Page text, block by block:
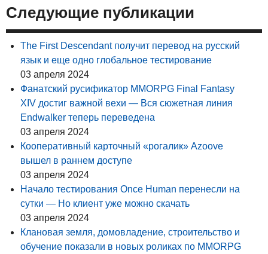
Следующие публикации
The First Descendant получит перевод на русский
язык и еще одно глобальное тестирование
03 апреля 2024
Фанатский русификатор MMORPG Final Fantasy
XIV достиг важной вехи — Вся сюжетная линия
Endwalker теперь переведена
03 апреля 2024
Кооперативный карточный «рогалик» Azoove
вышел в раннем доступе
03 апреля 2024
Начало тестирования Once Human перенесли на
сутки — Но клиент уже можно скачать
03 апреля 2024
Клановая земля, домовладение, строительство и
обучение показали в новых роликах по MMORPG